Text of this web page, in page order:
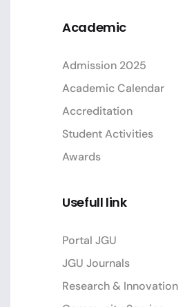
Academic
Admission 2025
Academic Calendar
Accreditation
Student Activities
Awards
Usefull link
Portal JGU
JGU Journals
Research & Innovation